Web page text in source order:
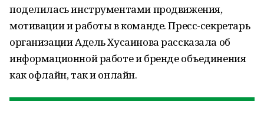
поделилась инструментами продвижения,
мотивации и работы в команде. Пресс-секретарь
организации Адель Хусаинова рассказала об
информационной работе и бренде объединения
как офлайн, так и онлайн.